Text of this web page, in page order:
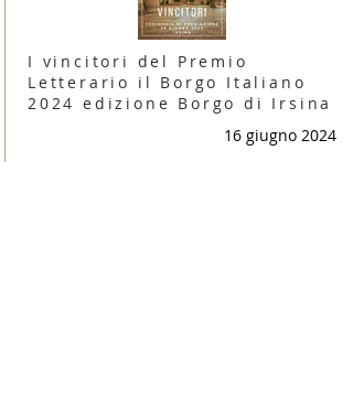
I vincitori del Premio
Letterario il Borgo Italiano
2024 edizione Borgo di Irsina
16 giugno 2024